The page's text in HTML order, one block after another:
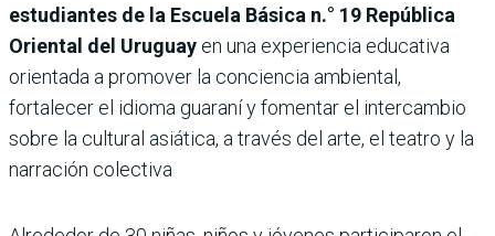
estudiantes de la Escuela Básica n.° 19 República
Oriental del Uruguay en una experiencia educativa
orientada a promover la conciencia ambiental,
fortalecer el idioma guaraní y fomentar el intercambio
sobre la cultural asiática, a través del arte, el teatro y la
narración colectiva